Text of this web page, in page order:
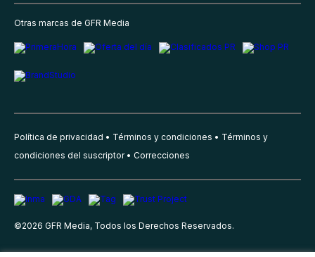
Otras marcas de GFR Media
Política de privacidad Términos y condiciones
Términos y
condiciones del suscriptor
Correcciones
©2026 GFR Media, Todos los Derechos Reservados.